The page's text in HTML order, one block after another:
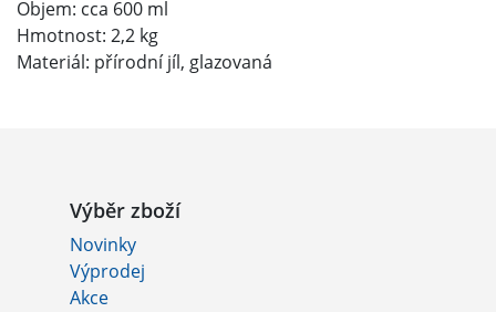
Objem: cca 600 ml
Hmotnost: 2,2 kg
Materiál: přírodní jíl, glazovaná
Výběr zboží
Novinky
Výprodej
Akce